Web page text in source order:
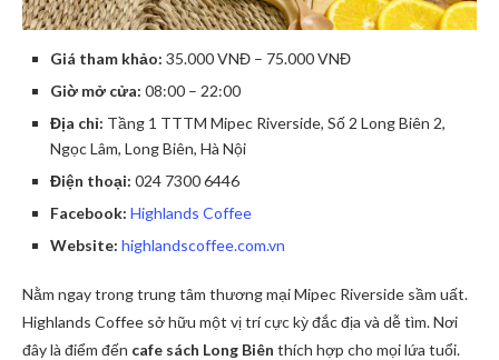
Giá tham khảo: 35.000 VNĐ – 75.000 VNĐ
Giờ mở cửa: 08:00 – 22:00
Địa chỉ: Tầng 1 TTTM Mipec Riverside, Số 2 Long Biên 2,
Ngọc Lâm, Long Biên, Hà Nội
Điện thoại: 024 7300 6446
Facebook: Highlands Coffee
Website: highlandscoffee.com.vn
Nằm ngay trong trung tâm thương mại Mipec Riverside sầm uất.
Highlands Coffee sở hữu một vị trí cực kỳ đắc địa và dễ tìm. Nơi
đây là điểm đến cafe sách Long Biên thích hợp cho mọi lứa tuổi.